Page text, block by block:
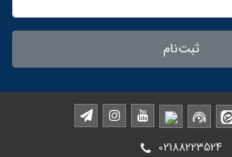
ثبت‌نام
02188223524